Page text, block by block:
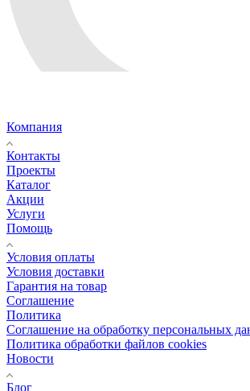
Компания
Контакты
Проекты
Каталог
Акции
Услуги
Помощь
Условия оплаты
Условия доставки
Гарантия на товар
Соглашение
Политика
Соглашение на обработку персональных
Политика обработки файлов cookies
Новости
Блог